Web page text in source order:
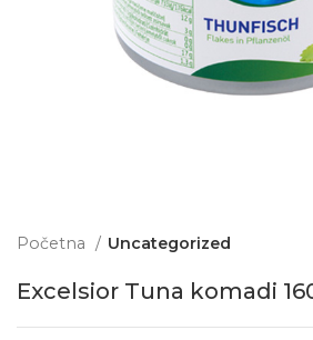
Početna Uncategorized
Excelsior Tuna komadi